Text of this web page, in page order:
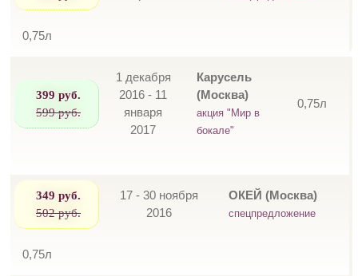
0,75л
399 руб.
599 руб.
1 декабря
2016 - 11
января
2017
Карусель
(Москва)
акция "Мир в
бокале"
0,75л
349 руб.
502 руб.
17 - 30 ноября
2016
ОКЕЙ (Москва)
спецпредложение
0,75л